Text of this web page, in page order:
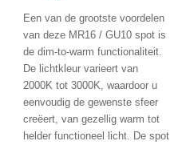
Een van de grootste voordelen
van deze MR16 / GU10 spot is
de dim-to-warm functionaliteit.
De lichtkleur varieert van
2000K tot 3000K, waardoor u
eenvoudig de gewenste sfeer
creëert, van gezellig warm tot
helder functioneel licht. De spot